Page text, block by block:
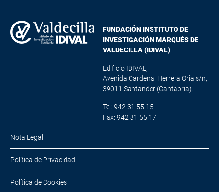
FUNDACIÓN INSTITUTO DE
INVESTIGACIÓN MARQUÉS DE
VALDECILLA (IDIVAL)
Edificio IDIVAL,
Avenida Cardenal Herrera Oria s/n,
39011 Santander (Cantabria).
Tel: 942 31 55 15
Fax: 942 31 55 17
Nota Legal
Política de Privacidad
Política de Cookies